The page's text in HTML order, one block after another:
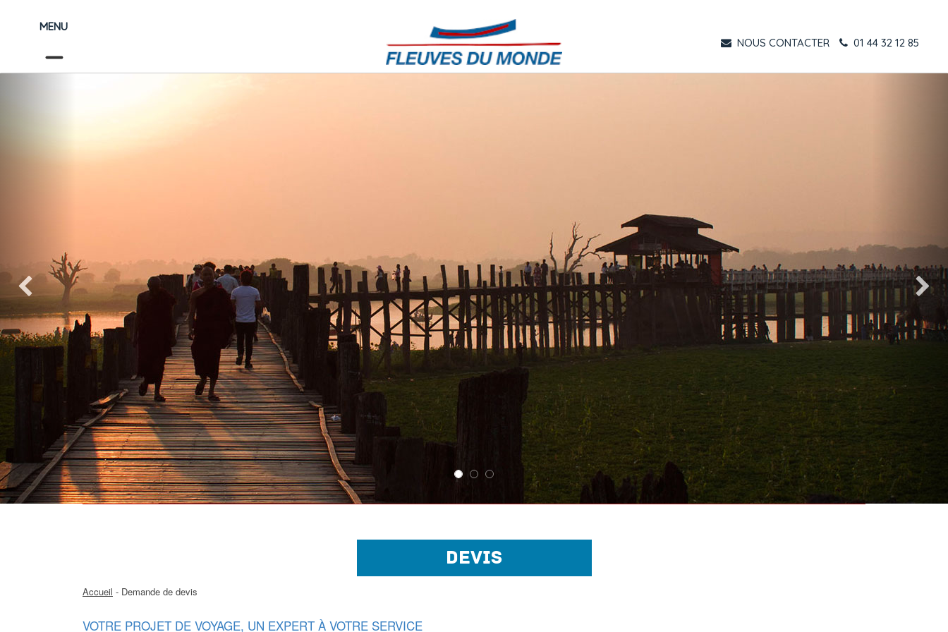
MENU
NOUS CONTACTER
01 44 32 12 85
Précédent Suivant
DEVIS
Accueil - Demande de devis
VOTRE PROJET DE VOYAGE, UN EXPERT À VOTRE SERVICE